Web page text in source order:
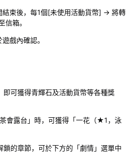
結束後，每1個[未使用活動貨幣] → 將轉
信箱。
戲內確認。
可獲得青輝石及活動貨幣等各種獎
會露台」時，可獲得「一花（★1，泳
的章節，可於下方的「劇情」選單中